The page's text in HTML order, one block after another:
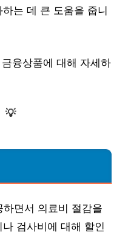
는 데 큰 도움을 줍니
융상품에 대해 자세하
💡
면서 의료비 절감을
검사비에 대해 할인